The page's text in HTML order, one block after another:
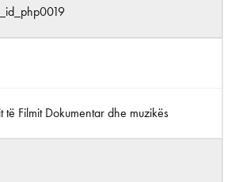
Filmit Dokumentar dhe muzikës